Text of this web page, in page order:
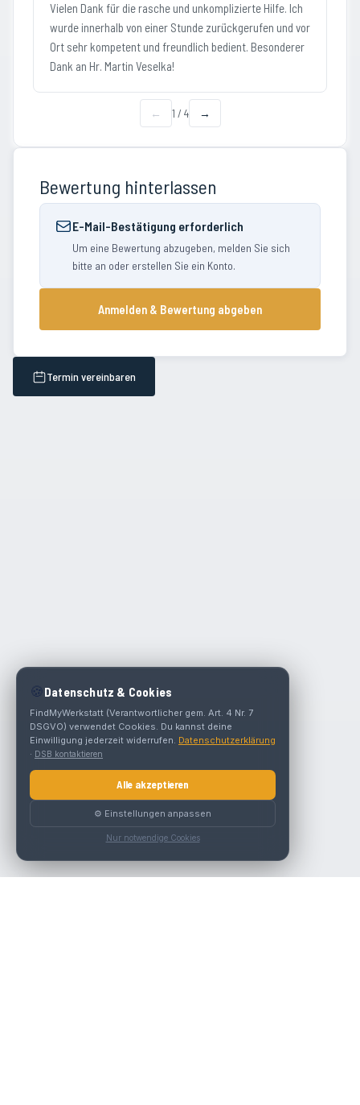
Vielen Dank für die rasche und unkomplizierte Hilfe. Ich
wurde innerhalb von einer Stunde zurückgerufen und vor
Ort sehr kompetent und freundlich bedient. Besonderer
Dank an Hr. Martin Veselka!
← 1 / 4 →
Bewertung hinterlassen
E-Mail-Bestätigung erforderlich
Um eine Bewertung abzugeben, melden Sie sich
bitte an oder erstellen Sie ein Konto.
Anmelden & Bewertung abgeben
Termin vereinbaren
🍪 Datenschutz & Cookies
FindMyWerkstatt (Verantwortlicher gem. Art. 4 Nr. 7
DSGVO) verwendet Cookies. Du kannst deine
Einwilligung jederzeit widerrufen. Datenschutzerklärung
· DSB kontaktieren
Alle akzeptieren
⚙️ Einstellungen anpassen
Nur notwendige Cookies